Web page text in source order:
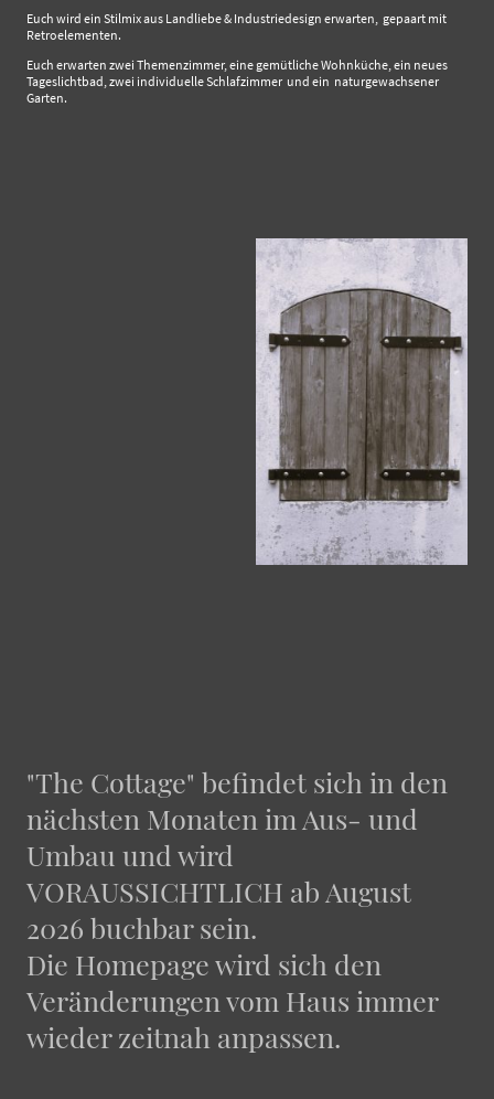
Euch wird ein Stilmix aus Landliebe & Industriedesign erwarten, gepaart mit
Retroelementen.
Euch erwarten zwei Themenzimmer, eine gemütliche Wohnküche, ein neues
Tageslichtbad, zwei individuelle Schlafzimmer und ein naturgewachsener
Garten.
"The Cottage" befindet sich in den
nächsten Monaten im Aus- und
Umbau und wird
VORAUSSICHTLICH ab August
2026 buchbar sein.
Die Homepage wird sich den
Veränderungen vom Haus immer
wieder zeitnah anpassen.